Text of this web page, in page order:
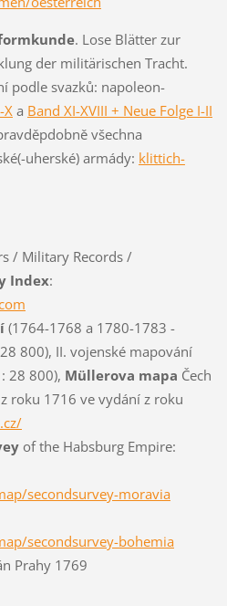
. Lose Blätter zur
der militärischen Tracht.
podle svazků: napoleon-
X a Band XI-XVIII + Neue Folge I-II
všechna
uherské) armády: klittich-
/ Military Records /
Index:
(1764-1768 a 1780-1783 -
800), II. vojenské mapování
28 800), Müllerova mapa Čech
roku 1716 ve vydání z roku
of the Habsburg Empire:
secondsurvey-moravia
secondsurvey-bohemia
Prahy 1769